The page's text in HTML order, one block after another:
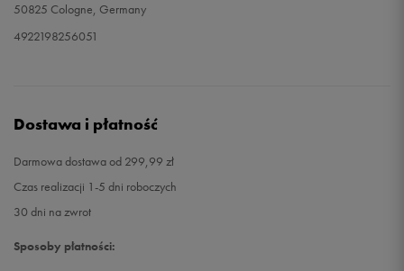
50825 Cologne, Germany
4922198256051
Dostawa i płatność
Darmowa dostawa od 299,99 zł
Czas realizacji 1-5 dni roboczych
30 dni na zwrot
Sposoby płatności: